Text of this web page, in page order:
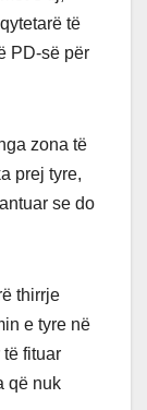
të
PD-së për
zona të
prej tyre,
se do
thirrje
e tyre në
fituar
që nuk